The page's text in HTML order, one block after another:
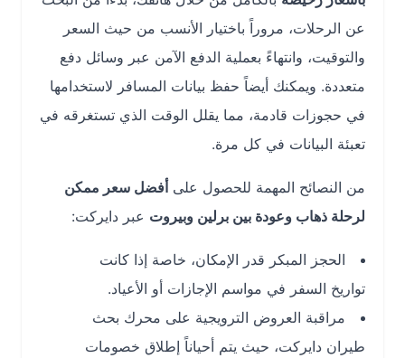
عن الرحلات، مروراً باختيار الأنسب من حيث السعر
والتوقيت، وانتهاءً بعملية الدفع الآمن عبر وسائل دفع
متعددة. ويمكنك أيضاً حفظ بيانات المسافر لاستخدامها
في حجوزات قادمة، مما يقلل الوقت الذي تستغرقه في
تعبئة البيانات في كل مرة.
من النصائح المهمة للحصول علىأفضل سعر ممكن
لرحلة ذهاب وعودة بين برلين وبيروتعبر دايركت:
الحجز المبكر قدر الإمكان، خاصة إذا كانت
تواريخ السفر في مواسم الإجازات أو الأعياد.
مراقبة العروض الترويجية على محرك بحث
طيران دايركت، حيث يتم أحياناً إطلاق خصومات